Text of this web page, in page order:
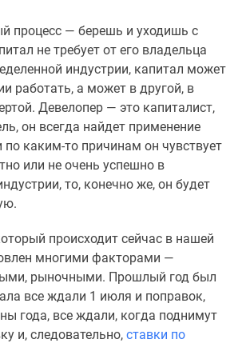
процесс — берешь и уходишь с
не требует от его владельца
индустрии, капитал может
работать, а может в другой, в
Девелопер — это капиталист,
он всегда найдет применение
по каким-то причинам он чувствует
или не очень успешно в
то, конечно же, он будет
происходит сейчас в нашей
многими факторами —
рыночными. Прошлый год был
все ждали 1 июля и поправок,
года, все ждали, когда поднимут
и, следовательно, ставки по